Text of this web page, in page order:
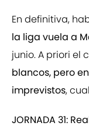
En definitiva,
la liga vuela a
junio. A priori el
blancos, pero
imprevistos,
JORNADA 31: